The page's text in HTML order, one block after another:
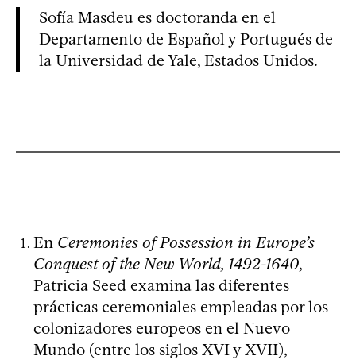
Sofía Masdeu es doctoranda en el
Departamento de Español y Portugués de
la Universidad de Yale, Estados Unidos.
En Ceremonies of Possession in Europe’s
Conquest of the New World, 1492-1640,
Patricia Seed examina las diferentes
prácticas ceremoniales empleadas por los
colonizadores europeos en el Nuevo
Mundo (entre los siglos XVI y XVII),